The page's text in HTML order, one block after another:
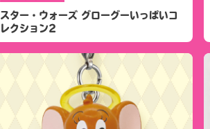
スター・ウォーズ グローグーいっぱいコ
レクション2